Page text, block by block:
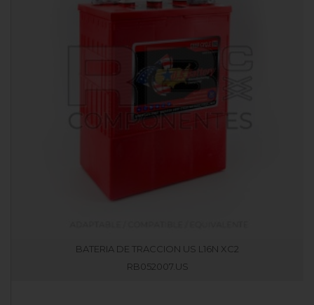
BATERIA DE TRACCION US L16N XC2
RB052007.US